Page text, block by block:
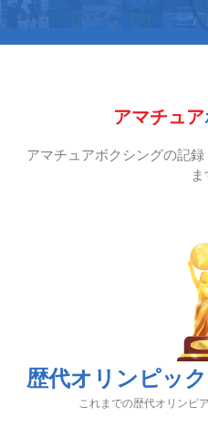
アマチュア
アマチュアボクシングの記
歴代オリンピッ
これまでの歴代オリンピ